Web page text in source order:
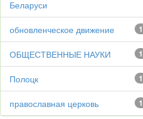
Беларуси
1
обновленческое движение
1
ОБЩЕСТВЕННЫЕ НАУКИ
1
Полоцк
1
православная церковь